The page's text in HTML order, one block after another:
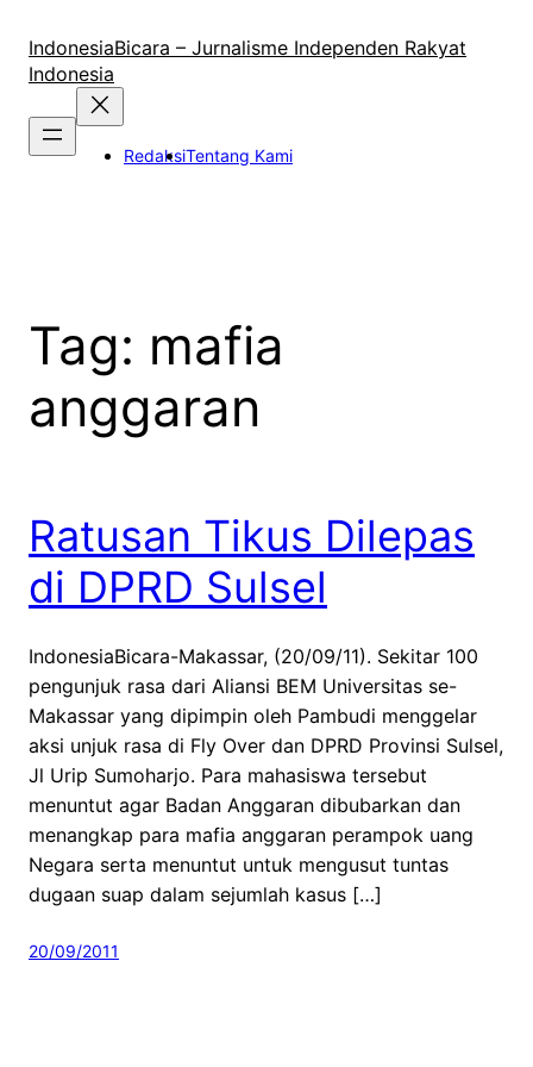
konten
IndonesiaBicara – Jurnalisme Independen Rakyat
Indonesia
RedaksiTentang Kami
Tag: mafia
anggaran
Ratusan Tikus Dilepas
di DPRD Sulsel
IndonesiaBicara-Makassar, (20/09/11). Sekitar 100
pengunjuk rasa dari Aliansi BEM Universitas se-
Makassar yang dipimpin oleh Pambudi menggelar
aksi unjuk rasa di Fly Over dan DPRD Provinsi Sulsel,
Jl Urip Sumoharjo. Para mahasiswa tersebut
menuntut agar Badan Anggaran dibubarkan dan
menangkap para mafia anggaran perampok uang
Negara serta menuntut untuk mengusut tuntas
dugaan suap dalam sejumlah kasus […]
20/09/2011